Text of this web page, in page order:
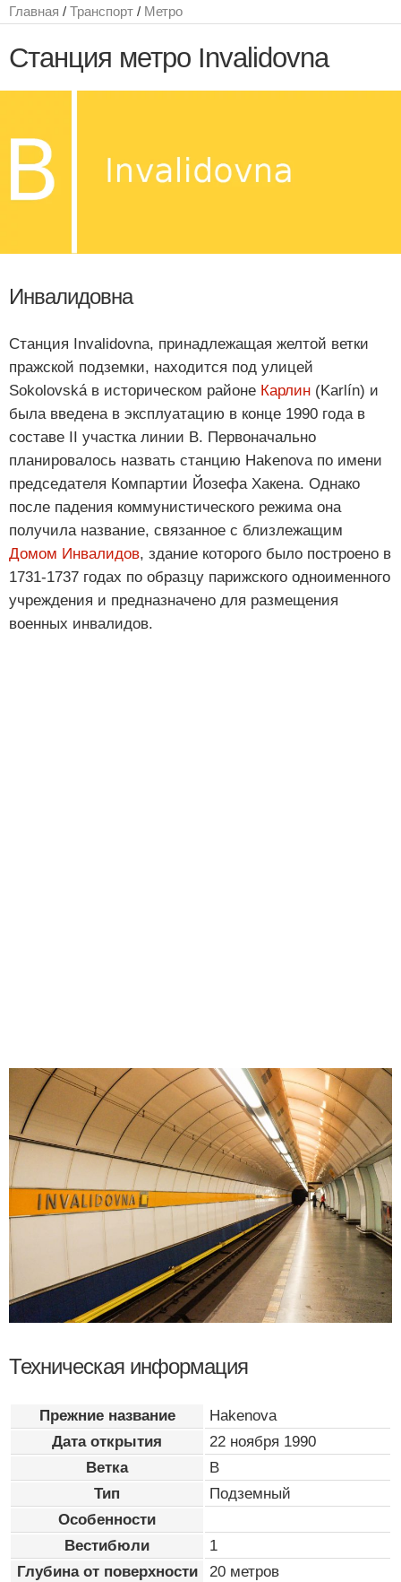
Главная / Транспорт / Метро
Станция метро Invalidovna
Инвалидовна
Станция Invalidovna, принадлежащая желтой ветки
пражской подземки, находится под улицей
Sokolovská в историческом районе Карлин (Karlín) и
была введена в эксплуатацию в конце 1990 года в
составе II участка линии B. Первоначально
планировалось назвать станцию Hakenova по имени
председателя Компартии Йозефа Хакена. Однако
после падения коммунистического режима она
получила название, связанное с близлежащим
Домом Инвалидов, здание которого было построено в
1731-1737 годах по образцу парижского одноименного
учреждения и предназначено для размещения
военных инвалидов.
Техническая информация
Прежние название
Hakenova
Дата открытия
22 ноября 1990
Ветка
B
Тип
Подземный
Особенности
Вестибюли
1
Глубина от поверхности
20 метров